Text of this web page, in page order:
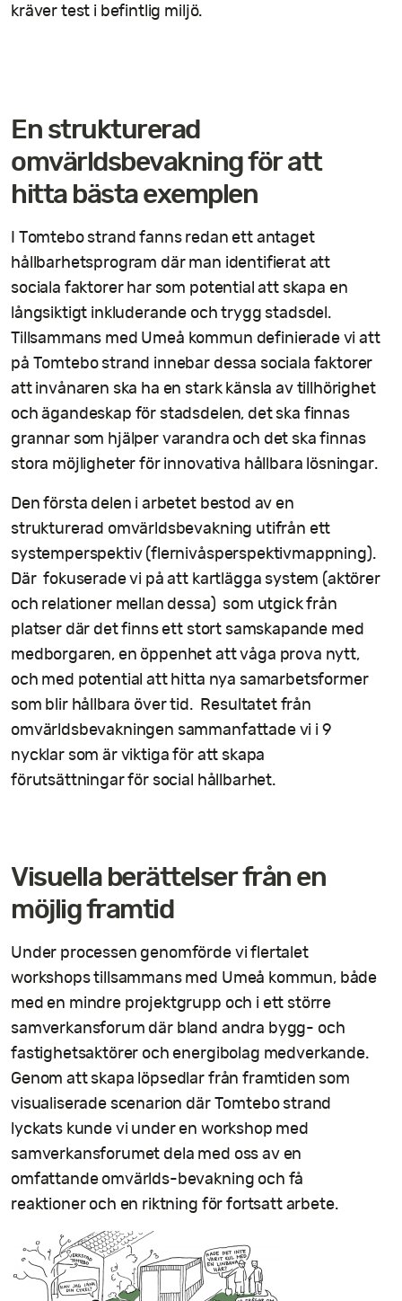
kräver test i befintlig miljö.
En strukturerad
omvärldsbevakning för att
hitta bästa exemplen
I Tomtebo strand fanns redan ett antaget
hållbarhetsprogram där man identifierat att
sociala faktorer har som potential att skapa en
långsiktigt inkluderande och trygg stadsdel.
Tillsammans med Umeå kommun definierade vi att
på Tomtebo strand innebar dessa sociala faktorer
att invånaren ska ha en stark känsla av tillhörighet
och ägandeskap för stadsdelen, det ska finnas
grannar som hjälper varandra och det ska finnas
stora möjligheter för innovativa hållbara lösningar.
Den första delen i arbetet bestod av en
strukturerad omvärldsbevakning utifrån ett
systemperspektiv (flernivåsperspektivmappning).
Där fokuserade vi på att kartlägga system (aktörer
och relationer mellan dessa) som utgick från
platser där det finns ett stort samskapande med
medborgaren, en öppenhet att våga prova nytt,
och med potential att hitta nya samarbetsformer
som blir hållbara över tid. Resultatet från
omvärldsbevakningen sammanfattade vi i 9
nycklar som är viktiga för att skapa
förutsättningar för social hållbarhet.
Visuella berättelser från en
möjlig framtid
Under processen genomförde vi flertalet
workshops tillsammans med Umeå kommun, både
med en mindre projektgrupp och i ett större
samverkansforum där bland andra bygg- och
fastighetsaktörer och energibolag medverkande.
Genom att skapa löpsedlar från framtiden som
visualiserade scenarion där Tomtebo strand
lyckats kunde vi under en workshop med
samverkansforumet dela med oss av en
omfattande omvärlds-bevakning och få
reaktioner och en riktning för fortsatt arbete.